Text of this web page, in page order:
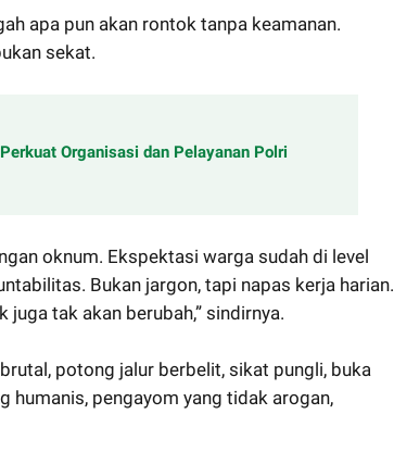
apa pun akan rontok tanpa keamanan.
sekat.
Organisasi dan Pelayanan Polri
oknum. Ekspektasi warga sudah di level
Bukan jargon, tapi napas kerja harian.
juga tak akan berubah,” sindirnya.
potong jalur berbelit, sikat pungli, buka
humanis, pengayom yang tidak arogan,